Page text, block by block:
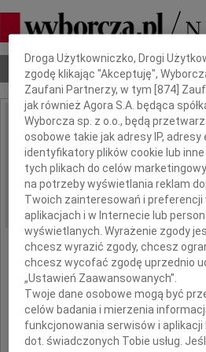
Nekrologi Odeszli Poradnik
IMIĘ I NAZWISKO:
REGION: Białystok
DATA EMISJI: 26.05.2023
Z głębokim smutkiem
w dniu 28
Dbamy o Twoją prywatność
Droga Użytkowniczko, Drogi
zgodę klikając "Akceptuję",
Zaufani Partnerzy, w tym [874 ]
jak również Agora S.A. będąca
Wyborcza sp. z o.o., będą
osobowe takie jak adresy IP, adresy
identyfikatory plików cookie lub
tych plikach do celów
na potrzeby wyświetlania reklam
Twoich zainteresowań i
aplikacjach i w Internecie lub
wyświetlanych. Wyrażenie zgody
chcesz wyrazić zgody, chcesz
chcesz wycofać zgodę uprzednio
„Ustawień Zaawansowanych”.
Twoje dane osobowe mogą być
celów badania i mierzenia
funkcjonowania serwisów i aplikacji
dot. świadczonych Tobie usług.